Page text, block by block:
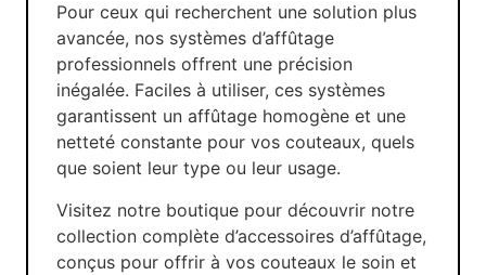
Pour ceux qui recherchent une solution plus
avancée, nos systèmes d’affûtage
professionnels offrent une précision
inégalée. Faciles à utiliser, ces systèmes
garantissent un affûtage homogène et une
netteté constante pour vos couteaux, quels
que soient leur type ou leur usage.
Visitez notre boutique pour découvrir notre
collection complète d’accessoires d’affûtage,
conçus pour offrir à vos couteaux le soin et